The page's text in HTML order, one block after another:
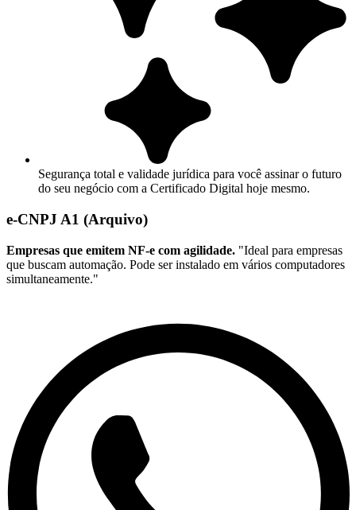
Segurança total e validade jurídica para você assinar o futuro
do seu negócio com a Certificado Digital hoje mesmo.
e-CNPJ A1 (Arquivo)
Empresas que emitem NF-e com agilidade. "Ideal para empresas
que buscam automação. Pode ser instalado em vários computadores
simultaneamente."